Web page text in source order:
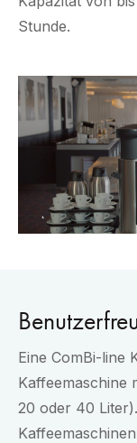
Stunde.
Eine ComBi-line
Kaffeemaschine
20 oder 40